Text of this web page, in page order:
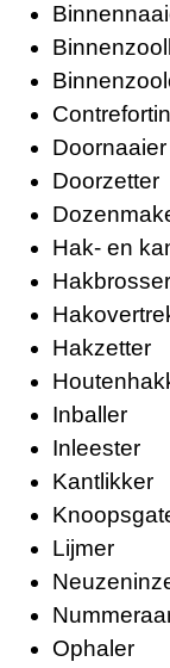
Doornaaier
Doorzetter
Hak- en
Hakbrosser
Hakzetter
Inballer
Inleester
Kantlikker
Lijmer
Ophaler